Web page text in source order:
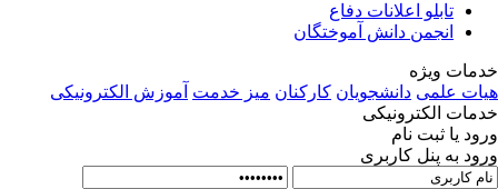
تابلو اعلانات دفاع
انجمن دانش آموختگان
ویژه
علمی دانشجویان کارکنان میز خدمت آموزش الکترونیکی
الکترونیکی
یا ثبت نام
به پنل کاربری